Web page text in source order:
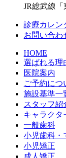
JR総武線「
診療カレン
お問い合わ
HOME
選ばれる理
医院案内
ご予約につ
施設基準一
スタッフ紹
キャラクタ
一般歯科
小児歯科・
小児矯正
成人矯正